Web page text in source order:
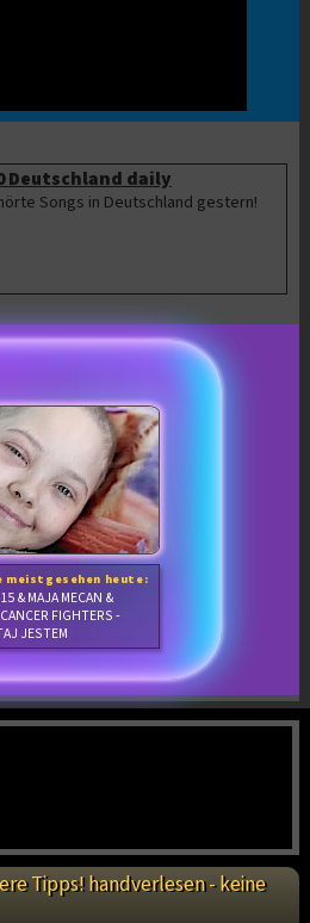
Deutschland daily
Songs in Deutschland gestern!
meistgesehen heute:
& MAJA MECAN &
FIGHTERS -
JESTEM
Tipps! handverlesen - keine